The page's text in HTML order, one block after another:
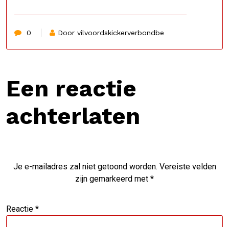
0 Door vilvoordskickerverbondbe
Een reactie
achterlaten
Je e-mailadres zal niet getoond worden. Vereiste velden
zijn gemarkeerd met *
Reactie *